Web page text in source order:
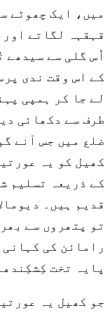
میں، ایک چھوٹے
قہقہہ لگاتے
اُس گلی سے سیدھے
کے اس وقت ندی
لے جا کر ہمپی
طرف سے دکھائی
ضلع میں جس آنے
کھیل کو یہ
کے ذریعہ تسلیم
قدیم ہیں۔
تو پتھروں سے
رامائن کی
پایہ تخت
جو کھیل یہ